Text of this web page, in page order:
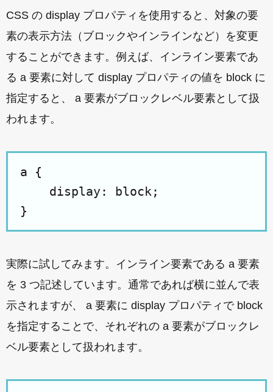
CSS の display プロパティを使用すると、対象の要
素の表示方法（ブロックやインラインなど）を変更
することができます。例えば、インライン要素であ
る a 要素に対して display プロパティの値を block に
指定すると、 a 要素がブロックレベル要素として扱
われます。
a {
    display: block;
実際に試してみます。インライン要素である a 要素
を 3 つ記述しています。通常であれば横に並んで表
示されますが、 a 要素に display プロパティで block
を指定することで、それぞれの a 要素がブロックレ
ベル要素として扱われます。